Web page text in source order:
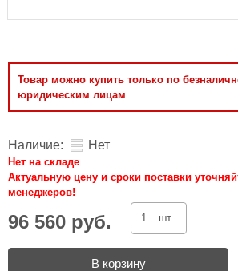
Товар можно купить только по
юридическим лицам
Наличие: Нет
Нет на складе
Актуальную цену и сроки поставки
менеджеров!
96 560 руб. шт
В корзину